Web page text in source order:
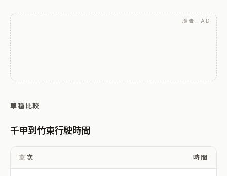
廣告 · AD
車種比較
千甲到竹東行駛時間
車次 時間